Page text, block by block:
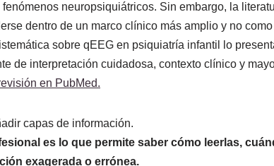
neuropsiquiátricos. Sin embargo, la
dentro de un marco clínico más amplio y no
sobre qEEG en psiquiatría infantil lo
de interpretación cuidadosa, contexto clínico y
en PubMed.
capas de información.
es lo que permite saber cómo leerlas,
exagerada o errónea.